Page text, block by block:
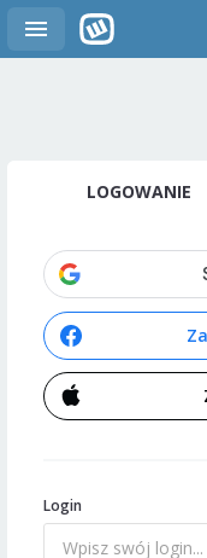
LOGOWANIE
Login